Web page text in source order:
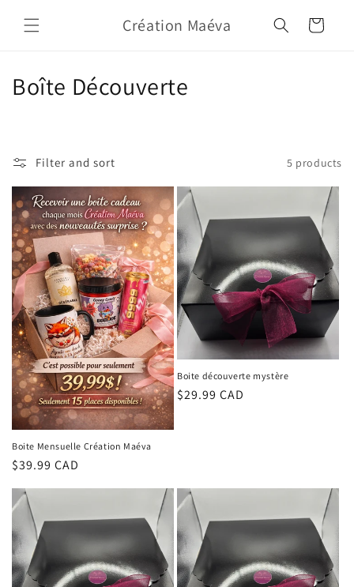
content
Création Maéva Cart
C
l
e
c
t
i
o
n
:
Boîte Découverte
Filter and sort 5 products
Boite Mensuelle Création Maéva
Regular
$39.99 CAD
Boite découverte mystère
Regular
$29.99 CAD